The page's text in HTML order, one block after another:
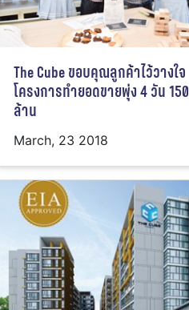
The Cube ขอบคุณลูกค้าไว้วางใจ
โครงการทำยอดขายพุ่ง 4 วัน 150
ล้าน
March, 23 2018